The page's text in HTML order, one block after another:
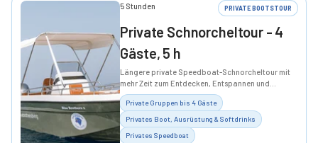
5 Stunden PRIVATE BOOTSTOUR
Private Schnorcheltour - 4
Gäste, 5 h
Längere private Speedboat-Schnorcheltour mit
mehr Zeit zum Entdecken, Entspannen und
Genießen.
Private Gruppen bis 4 Gäste
Privates Boot, Ausrüstung & Softdrinks
Privates Speedboat